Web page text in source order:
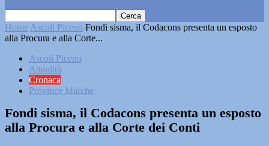
Home Ascoli Piceno Fondi sisma, il Codacons presenta un esposto
alla Procura e alla Corte...
Ascoli Piceno
Attualità
Cronaca
Province Marche
Fondi sisma, il Codacons presenta un esposto
alla Procura e alla Corte dei Conti